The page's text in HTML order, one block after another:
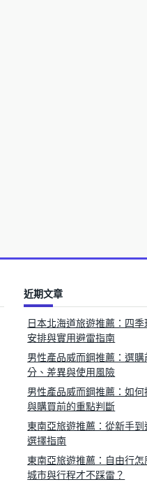
近期文章
日本北海道旅遊推薦：四
安排與實用避雷指南
男性產品威而鋼推薦：選
分、差異與使用風險
男性產品威而鋼推薦：如
與購買前的重點判斷
東南亞旅遊推薦：從新手
選擇指南
東南亞旅遊推薦：自由行怎
城市與行程才不踩雷？